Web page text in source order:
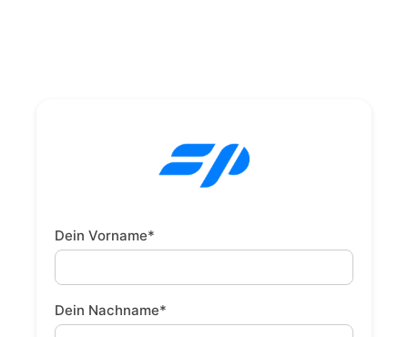
Dein Vorname*
Dein Nachname*